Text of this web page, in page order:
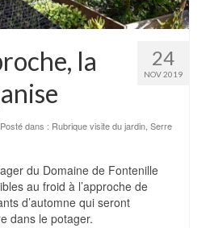
24
NOV 2019
la
Posté dans : Rubrique visite du jardin, Serre
du Domaine de Fontenille
au froid à l’approche de
d’automne qui seront
dans le potager.